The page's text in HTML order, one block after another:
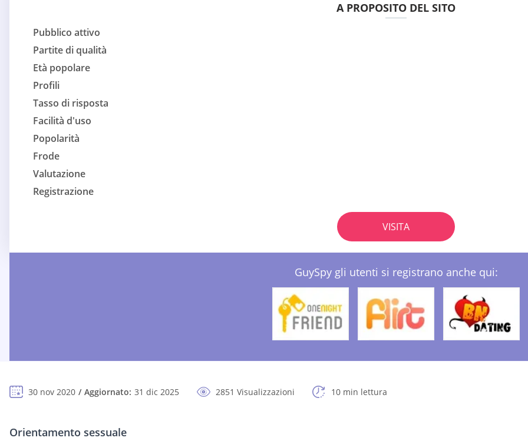
A PROPOSITO DEL SITO
Pubblico attivo
Partite di qualità
Età popolare
Profili
Tasso di risposta
Facilità d'uso
Popolarità
Frode
Valutazione
Registrazione
VISITA
GuySpy gli utenti si registrano anche qui:
30 nov 2020 Aggiornato: 31 dic 2025 2851 Visualizzazioni 10 min lettura
Orientamento sessuale